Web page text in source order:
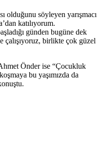
olduğunu söyleyen yarışmacı
katılıyorum.
günden bugüne dek
çalışıyoruz, birlikte çok güzel
Önder ise “Çocukluk
bu yaşımızda da